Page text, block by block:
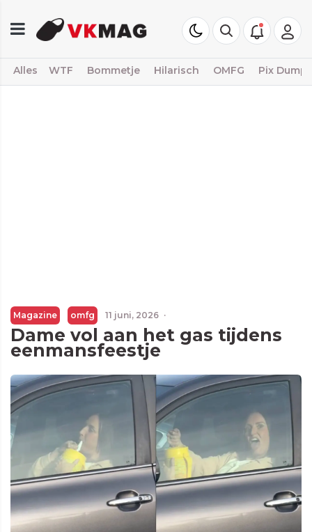
Alles WTF Bommetje Hilarisch OMFG Pix Dump
Magazine omfg 11 juni, 2026 ·
Dame vol aan het gas tijdens
eenmansfeestje